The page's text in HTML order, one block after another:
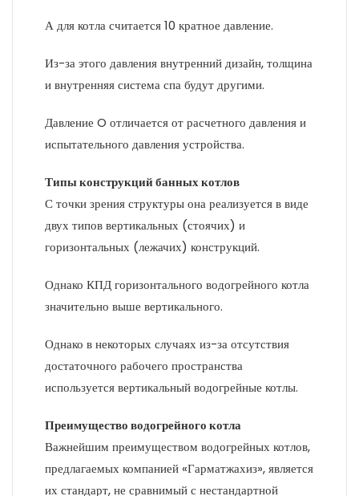
А для котла считается 10 кратное давление.
Из-за этого давления внутренний дизайн, толщина
и внутренняя система спа будут другими.
Давление O отличается от расчетного давления и
испытательного давления устройства.
Типы конструкций банных котлов
С точки зрения структуры она реализуется в виде
двух типов вертикальных (стоячих) и
горизонтальных (лежачих) конструкций.
Однако КПД горизонтального водогрейного котла
значительно выше вертикального.
Однако в некоторых случаях из-за отсутствия
достаточного рабочего пространства
используется вертикальный водогрейные котлы.
Преимущество водогрейного котла
Важнейшим преимуществом водогрейных котлов,
предлагаемых компанией «Гарматжахиз», является
их стандарт, не сравнимый с нестандартной